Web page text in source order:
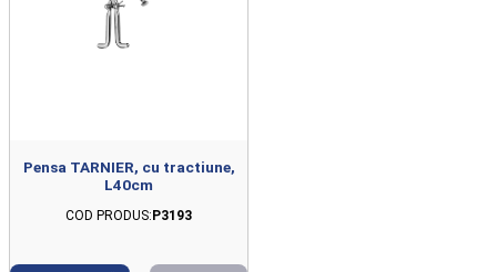
Pensa TARNIER, cu tractiune,
L40cm
COD PRODUS: P3193